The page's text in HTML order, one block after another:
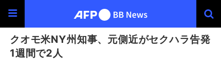
クオモ米NY州知事、元側近がセクハラ告発
1週間で2人